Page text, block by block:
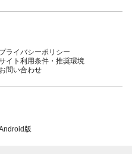
プライバシーポリシー
イト利用条件・推奨環境
お問い合わせ
版